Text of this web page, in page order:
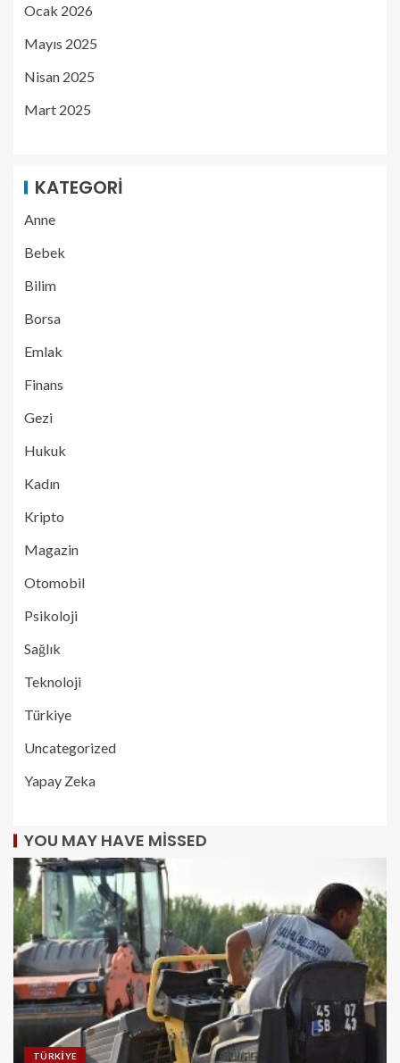
Ocak 2026
Mayıs 2025
Nisan 2025
Mart 2025
KATEGORI
Anne
Bebek
Bilim
Borsa
Emlak
Finans
Gezi
Hukuk
Kadın
Kripto
Magazin
Otomobil
Psikoloji
Sağlık
Teknoloji
Türkiye
Uncategorized
Yapay Zeka
YOU MAY HAVE MISSED
TÜRKIYE